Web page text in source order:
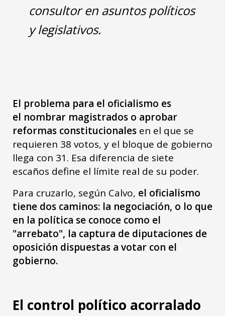
consultor en asuntos políticos
y legislativos.
El problema para el oficialismo es
el nombrar magistrados o aprobar
reformas constitucionales en el que se
requieren 38 votos, y el bloque de gobierno
llega con 31. Esa diferencia de siete
escaños define el límite real de su poder.
Para cruzarlo, según Calvo, el oficialismo
tiene dos caminos: la negociación, o lo que
en la política se conoce como el
"arrebato", la captura de diputaciones de
oposición dispuestas a votar con el
gobierno.
El control político acorralado